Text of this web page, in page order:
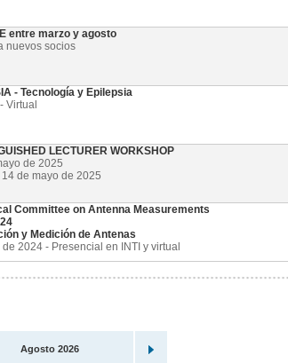
entre marzo y agosto
nuevos socios
- Tecnología y Epilepsia
Virtual
LECTURER WORKSHOP
de 2025
de mayo de 2025
Committee on Antenna Measurements
y Medición de Antenas
2024 - Presencial en INTI y virtual
Agosto 2026